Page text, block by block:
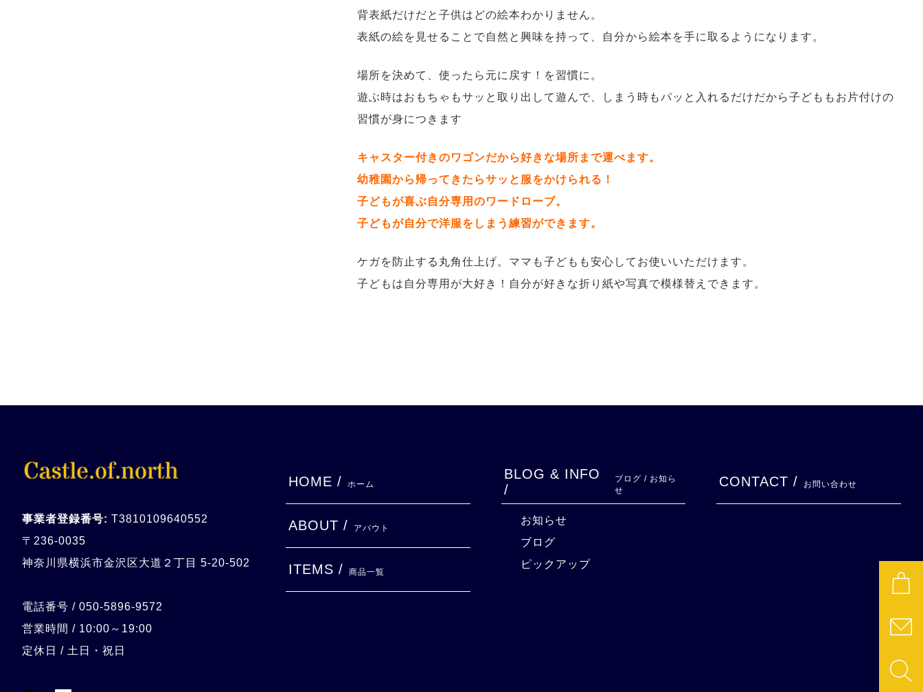
背表紙だけだと子供はどの絵本わかりません。
表紙の絵を見せることで自然と興味を持って、自分から絵本を手に取るようになります。
場所を決めて、使ったら元に戻す！を習慣に。
遊ぶ時はおもちゃもサッと取り出して遊んで、しまう時もパッと入れるだけだから子どももお片付けの
習慣が身につきます
キャスター付きのワゴンだから好きな場所まで運べます。
幼稚園から帰ってきたらサッと服をかけられる！
子どもが喜ぶ自分専用のワードローブ。
子どもが自分で洋服をしまう練習ができます。
ケガを防止する丸角仕上げ。ママも子どもも安心してお使いいただけます。
子どもは自分専用が大好き！自分が好きな折り紙や写真で模様替えできます。
事業者登録番号: T3810109640552
〒236-0035
神奈川県横浜市金沢区大道２丁目 5-20-502
電話番号 / 050-5896-9572
営業時間 / 10:00～19:00
定休日 / 土日・祝日
HOME / ホーム
ABOUT / アバウト
ITEMS / 商品一覧
BLOG & INFO
/
ブログ / お知ら
せ
お知らせ
ブログ
ピックアップ
CONTACT / お問い合わせ